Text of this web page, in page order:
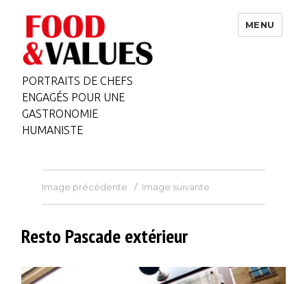
PORTRAITS DE CHEFS
ENGAGÉS POUR UNE
GASTRONOMIE
HUMANISTE
MENU
Image précédente Image suivante
Resto Pascade extérieur